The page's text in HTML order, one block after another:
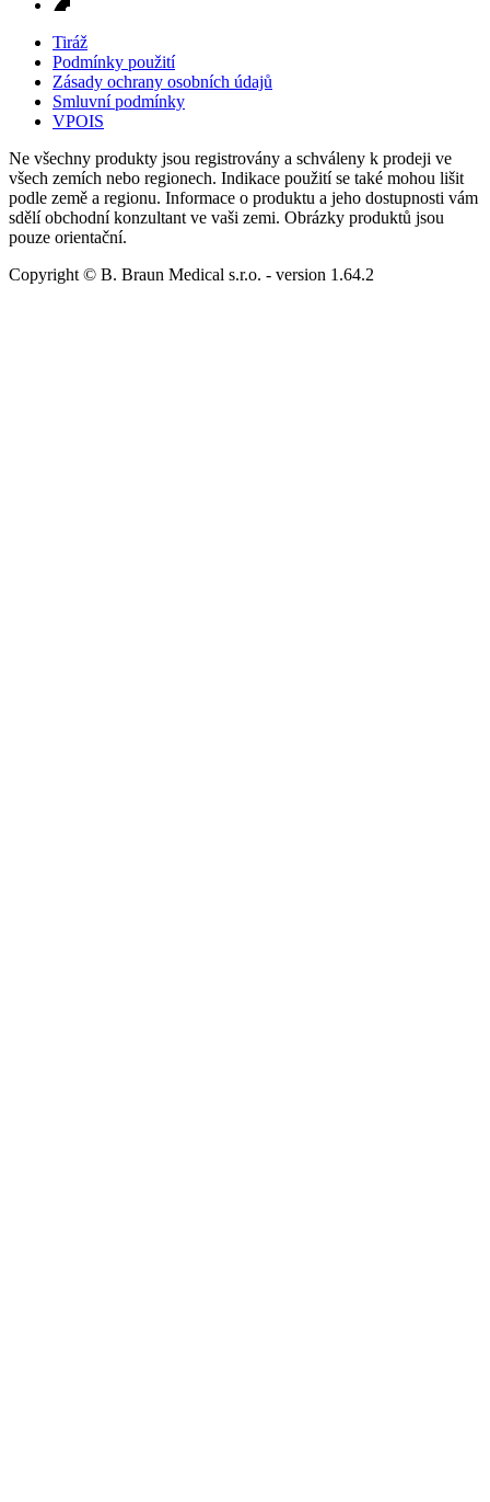
Tiráž
Podmínky použití
Zásady ochrany osobních údajů
Smluvní podmínky
VPOIS
Ne všechny produkty jsou registrovány a schváleny k prodeji ve
všech zemích nebo regionech. Indikace použití se také mohou lišit
podle země a regionu. Informace o produktu a jeho dostupnosti vám
sdělí obchodní konzultant ve vaši zemi. Obrázky produktů jsou
pouze orientační.
Copyright © B. Braun Medical s.r.o. - version 1.64.2